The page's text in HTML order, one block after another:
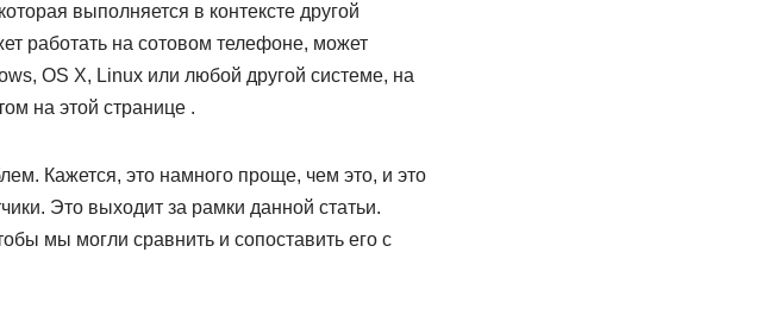
выполняется в контексте другой
работать на сотовом телефоне, может
OS X, Linux или любой другой системе, на
на этой странице .
Кажется, это намного проще, чем это, и это
Это выходит за рамки данной статьи.
мы могли сравнить и сопоставить его с